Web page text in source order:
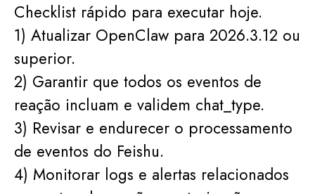
Checklist rápido para executar hoje.
1) Atualizar OpenClaw para 2026.3.12 ou
superior.
2) Garantir que todos os eventos de
reação incluam e validem chat_type.
3) Revisar e endurecer o processamento
de eventos do Feishu.
4) Monitorar logs e alertas relacionados